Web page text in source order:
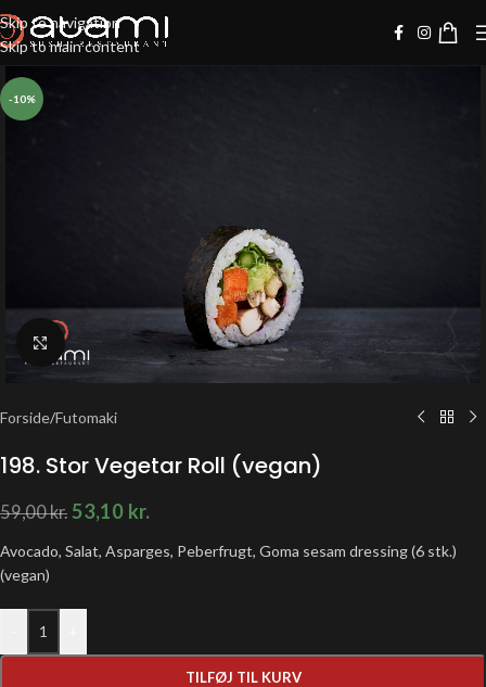
Skip to navigation
Skip to main content
-10%
Klik for at forstørre
Forside/Futomaki
198. Stor Vegetar Roll (vegan)
59,00kr. 53,10 kr.
Avocado, Salat, Asparges, Peberfrugt, Goma sesam dressing (6 stk.)
(vegan)
TILFØJ TIL KURV